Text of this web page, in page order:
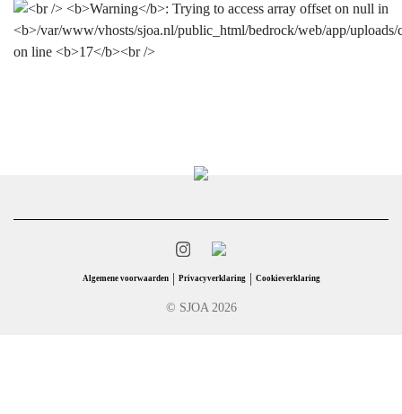
© SJOA 2026
Algemene voorwaarden | Privacyverklaring | Cookieverklaring